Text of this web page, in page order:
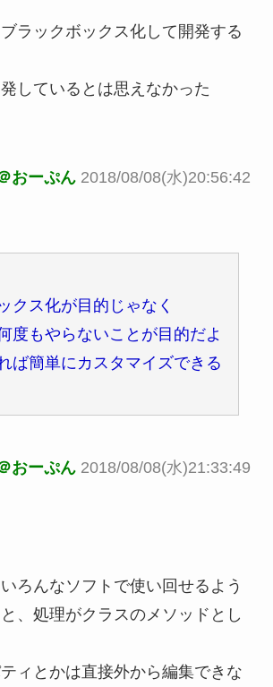
ラックボックス化して開発する
しているとは思えなかった
おーぷん 2018/08/08(水)20:56:42
クス化が目的じゃなく
度もやらないことが目的だよ
ば簡単にカスタマイズできる
おーぷん 2018/08/08(水)21:33:49
ろんなソフトで使い回せるよう
、処理がクラスのメソッドとし
ィとかは直接外から編集できな